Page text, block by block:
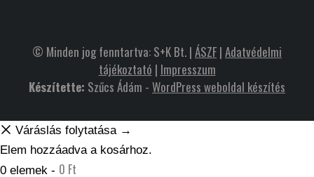
© Minden jog fenntartva: S+K Bt. | ÁSZF| Adatvédelmi
tájékoztató | Impresszum
Készítette: Szűcs Ádám - WordPress weboldal készítés
Váráslás folytatása →
Elem hozzáadva a kosárhoz.
0 elemek - 0 Ft